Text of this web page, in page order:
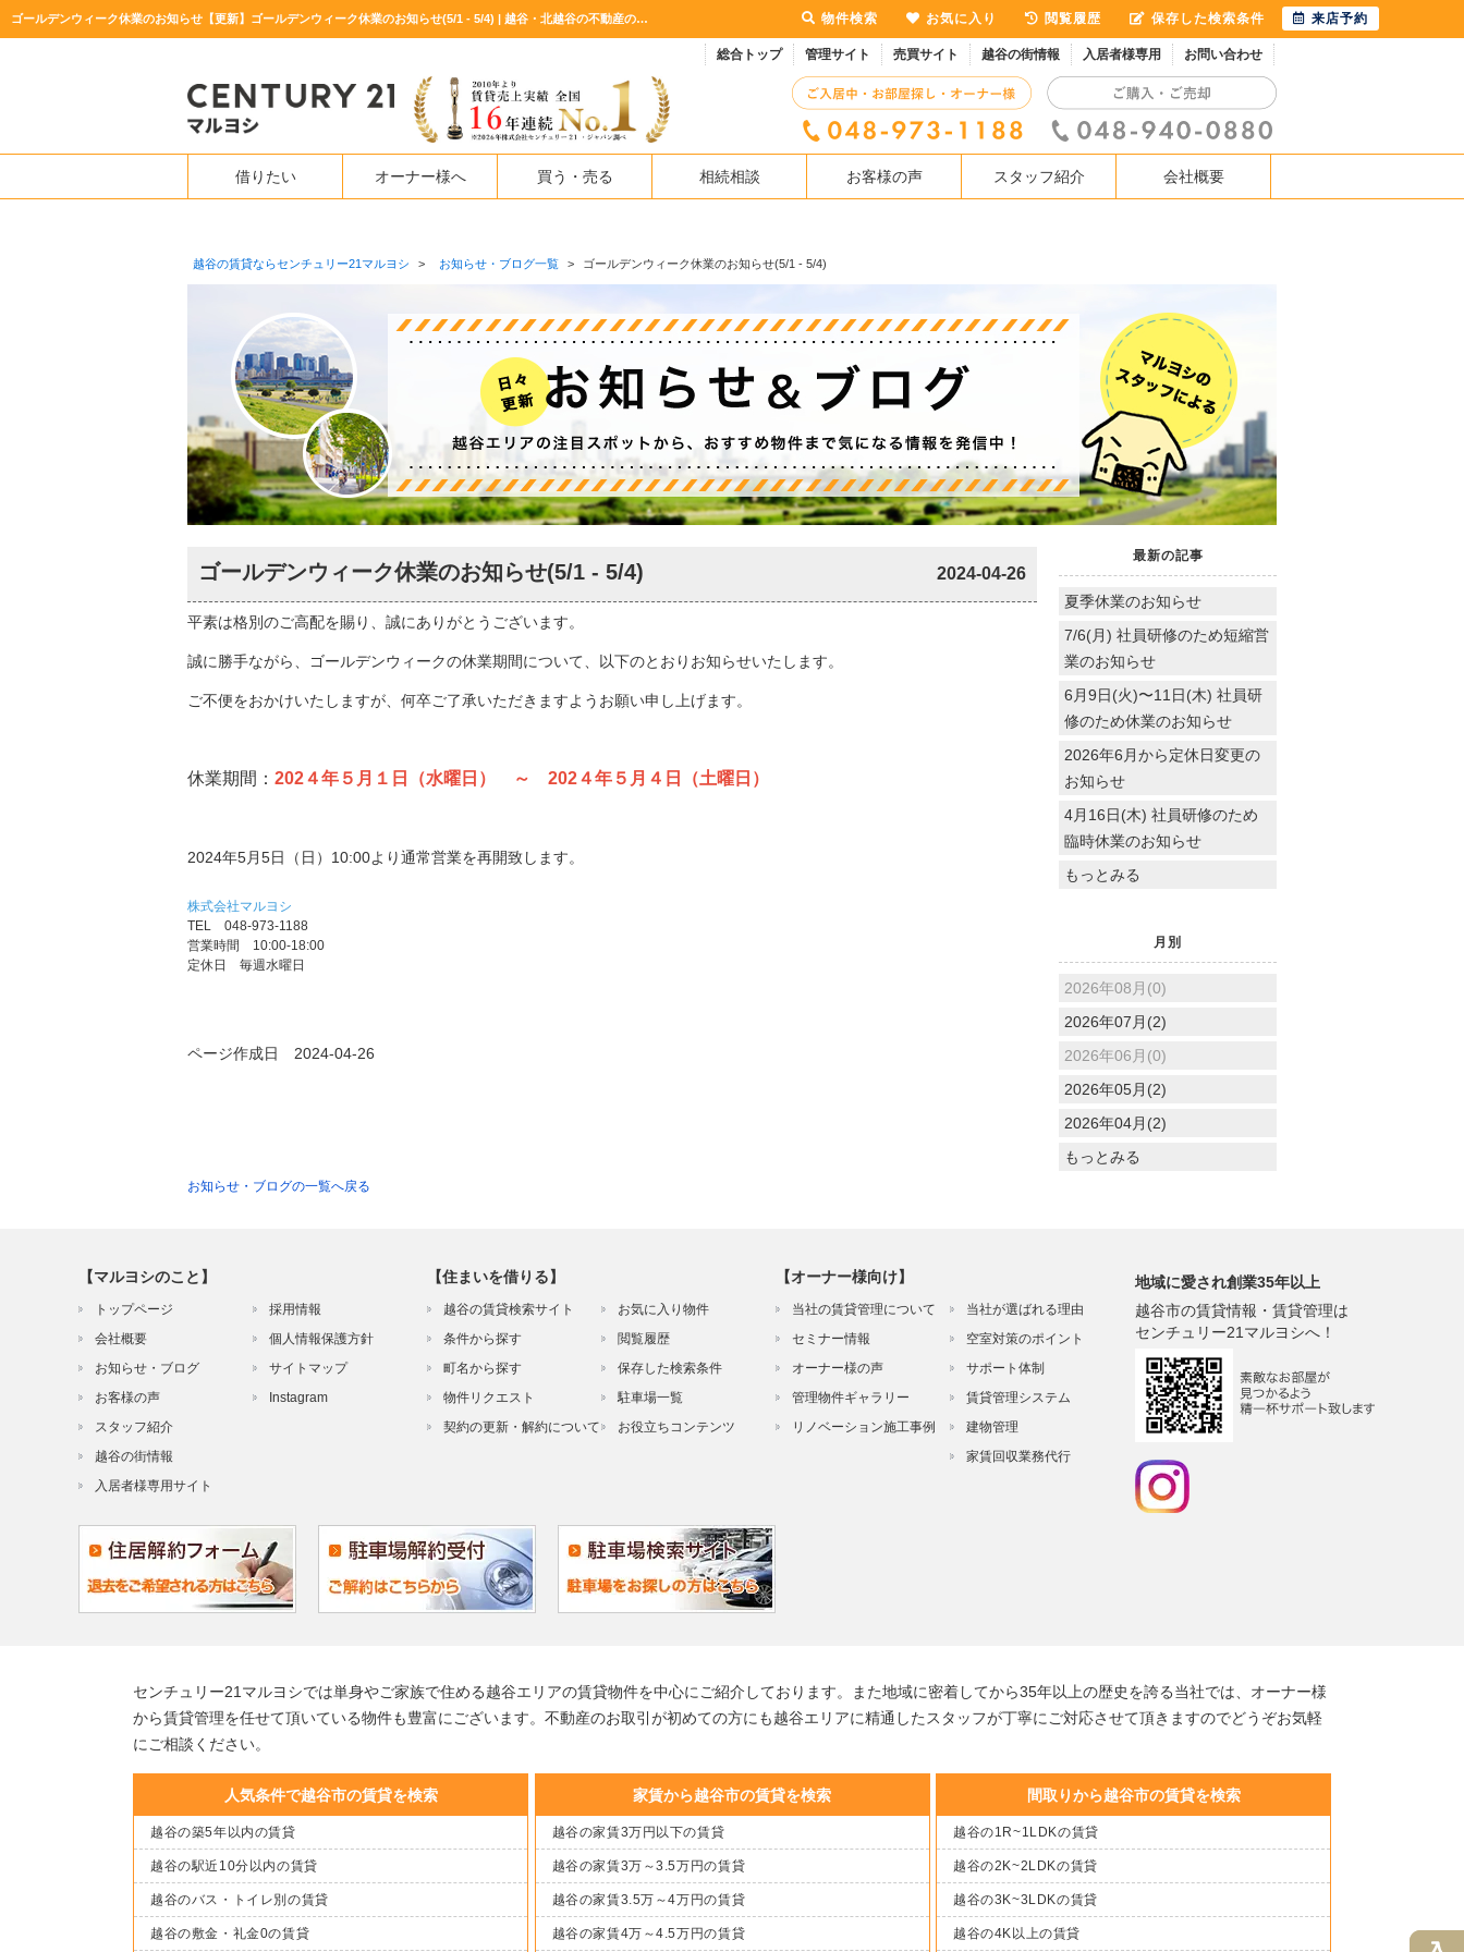
ゴールデンウィーク休業のお知らせ【更新】ゴールデンウィーク休業のお知らせ(5/1 - 5/4) | 越谷・北越谷の不動産のことならセンチュリー21マルヨシ
総合トップ 管理サイト 売買サイト 越谷の街情報 入居者様専用 お問い合わせ
借りたい オーナー様へ 買う・売る 相続相談 お客様の声 スタッフ紹介 会社概要
越谷の賃貸ならセンチュリー21マルヨシ > お知らせ・ブログ一覧 > ゴールデンウィーク休業のお知らせ(5/1 - 5/4)
ゴールデンウィーク休業のお知らせ(5/1 - 5/4) 2024-04-26
平素は格別のご高配を賜り、誠にありがとうございます。
誠に勝手ながら、ゴールデンウィークの休業期間について、以下のとおりお知らせいたします。
ご不便をおかけいたしますが、何卒ご了承いただきますようお願い申し上げます。
休業期間： 202４年５月１日（水曜日） ～ 202４年５月４日（土曜日）
2024年5月5日（日）10:00より通常営業を再開致します。
株式会社マルヨシ
TEL 048-973-1188
営業時間 10:00-18:00
定休日 毎週水曜日
ページ作成日 2024-04-26
最新の記事
夏季休業のお知らせ
7/6(月) 社員研修のため短縮営
業のお知らせ
6月9日(火)〜11日(木) 社員研
修のため休業のお知らせ
2026年6月から定休日変更の
お知らせ
4月16日(木) 社員研修のため
臨時休業のお知らせ
もっとみる
月別
2026年08月(0)
2026年07月(2)
2026年06月(0)
2026年05月(2)
2026年04月(2)
もっとみる
お知らせ・ブログの一覧へ戻る
【マルヨシのこと】
トップページ
会社概要
お知らせ・ブログ
お客様の声
スタッフ紹介
越谷の街情報
入居者様専用サイト
採用情報
個人情報保護方針
サイトマップ
Instagram
【住まいを借りる】
越谷の賃貸検索サイト
条件から探す
町名から探す
物件リクエスト
契約の更新・解約について
お気に入り物件
閲覧履歴
保存した検索条件
駐車場一覧
お役立ちコンテンツ
【オーナー様向け】
当社の賃貸管理について
セミナー情報
オーナー様の声
管理物件ギャラリー
リノベーション施工事例
当社が選ばれる理由
空室対策のポイント
サポート体制
賃貸管理システム
建物管理
家賃回収業務代行
地域に愛され創業35年以上
越谷市の賃貸情報・賃貸管理は
センチュリー21マルヨシへ！
センチュリー21マルヨシでは単身やご家族で住める越谷エリアの賃貸物件を中心にご紹介しております。また地域に密着してから35年以上の歴史を誇る当社では、オーナー様
から賃貸管理を任せて頂いている物件も豊富にございます。不動産のお取引が初めての方にも越谷エリアに精通したスタッフが丁寧にご対応させて頂きますのでどうぞお気軽
にご相談ください。
人気条件で越谷市の賃貸を検索
越谷の築5年以内の賃貸
越谷の駅近10分以内の賃貸
越谷のバス・トイレ別の賃貸
越谷の敷金・礼金0の賃貸
家賃から越谷市の賃貸を検索
越谷の家賃3万円以下の賃貸
越谷の家賃3万～3.5万円の賃貸
越谷の家賃3.5万～4万円の賃貸
越谷の家賃4万～4.5万円の賃貸
間取りから越谷市の賃貸を検索
越谷の1R~1LDKの賃貸
越谷の2K~2LDKの賃貸
越谷の3K~3LDKの賃貸
越谷の4K以上の賃貸
物件検索 お気に入り 閲覧履歴 保存した検索条件 来店予約